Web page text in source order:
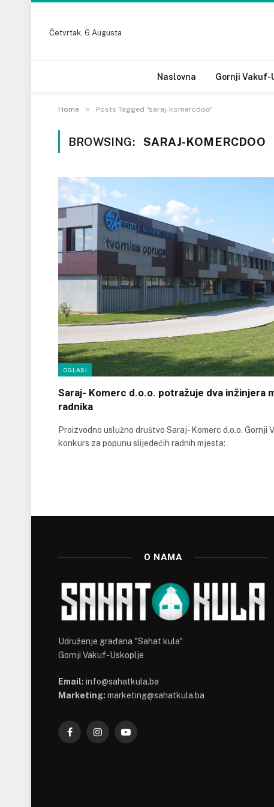
Četvrtak, 6 Augusta
Naslovna Gornji Vakuf-
Home » Posts Tagged "saraj-komercdoo"
BROWSING: SARAJ-KOMERCDOO
OGLASI
Saraj- Komerc d.o.o. potražuje dva inžinjera
radnika
Proizvodno uslužno društvo Saraj- Komerc d.o.o. Gornji
konkurs za popunu slijedećih radnih mjesta:
O NAMA
Udruženje građana "Sahat kula"
Gornji Vakuf-Uskoplje
Email: info@sahatkula.ba
Marketing: marketing@sahatkula.ba
FacebookInstagramYouTube